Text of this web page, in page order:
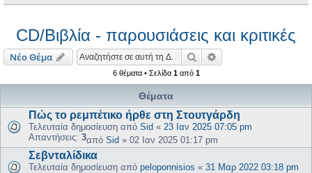
CD/Βιβλία - παρουσιάσεις και κριτικές
Νέο Θέμα Αναζήτηση
6 θέματα • Σελίδα 1από 1
Θέματα
Πώς το ρεμπέτικο ήρθε στη Στουτγάρδη
Τελευταία δημοσίευση από Sid « 23 Ιαν 2025 07:05 pm
Απαντήσεις: 3από Sid » 02 Ιαν 2025 01:17 pm
Σεβνταλίδικα
Τελευταία δημοσίευση από peloponnisios « 31 Μαρ 2022 03:18 pm